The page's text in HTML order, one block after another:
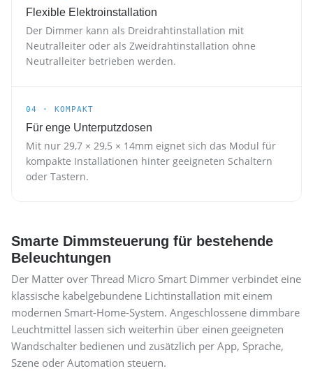
Flexible Elektroinstallation
Der Dimmer kann als Dreidrahtinstallation mit
Neutralleiter oder als Zweidrahtinstallation ohne
Neutralleiter betrieben werden.
04 · KOMPAKT
Für enge Unterputzdosen
Mit nur 29,7 × 29,5 × 14mm eignet sich das Modul für
kompakte Installationen hinter geeigneten Schaltern
oder Tastern.
Smarte Dimmsteuerung für bestehende
Beleuchtungen
Der Matter over Thread Micro Smart Dimmer verbindet eine
klassische kabelgebundene Lichtinstallation mit einem
modernen Smart-Home-System. Angeschlossene dimmbare
Leuchtmittel lassen sich weiterhin über einen geeigneten
Wandschalter bedienen und zusätzlich per App, Sprache,
Szene oder Automation steuern.